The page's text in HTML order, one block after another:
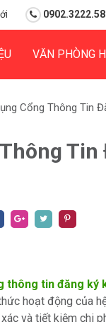
0902.3222.58
VĂN PHÒNG
Cổng Thông Tin
thông tin đăng ký
hoạt động của
và tiết kiệm chi